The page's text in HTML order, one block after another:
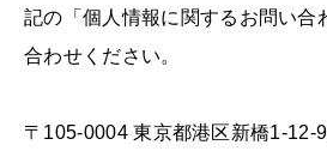
記の「個人情報に関するお問い合
合わせください。
〒105-0004 東京都港区新橋1-12-